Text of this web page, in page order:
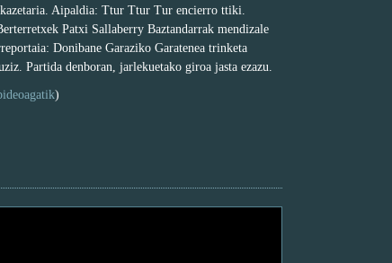
Aipaldia: Ttur Ttur Tur encierro ttiki.
Patxi Sallaberry Baztandarrak mendizale
Donibane Garaziko Garatenea trinketa
Partida denboran, jarlekuetako giroa jasta ezazu.
)